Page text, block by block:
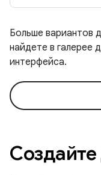
Больше вариантов
найдете в галерее
интерфейса.